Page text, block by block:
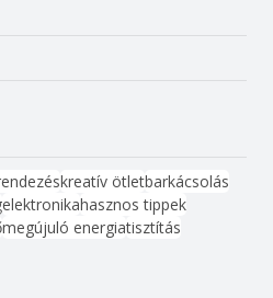
kreatív ötletbarkácsolás
elektronikahasznos tippek
megújuló energiatisztítás